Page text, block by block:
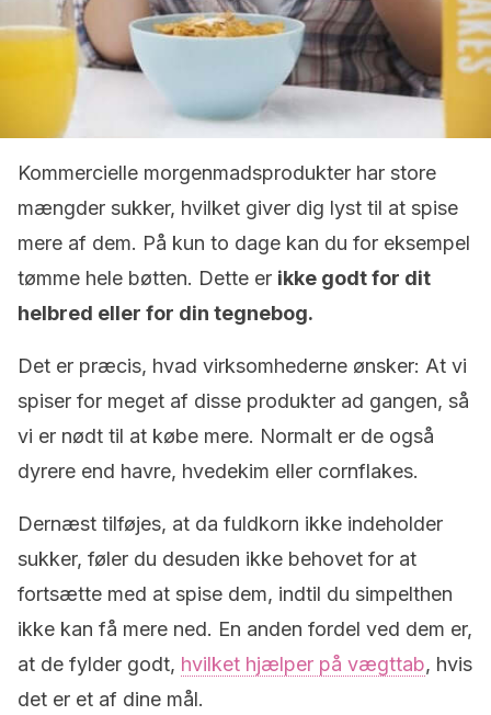
Kommercielle morgenmadsprodukter har store
mængder sukker, hvilket giver dig lyst til at spise
mere af dem. På kun to dage kan du for eksempel
tømme hele bøtten. Dette er ikke godt for dit
helbred eller for din tegnebog.
Det er præcis, hvad virksomhederne ønsker: At vi
spiser for meget af disse produkter ad gangen, så
vi er nødt til at købe mere. Normalt er de også
dyrere end havre, hvedekim eller cornflakes.
Dernæst tilføjes, at da fuldkorn ikke indeholder
sukker, føler du desuden ikke behovet for at
fortsætte med at spise dem, indtil du simpelthen
ikke kan få mere ned. En anden fordel ved dem er,
at de fylder godt, hvilket hjælper på vægttab, hvis
det er et af dine mål.